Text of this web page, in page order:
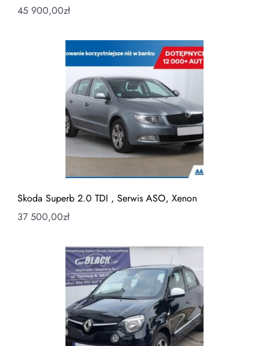
45 900,00zł
Skoda Superb 2.0 TDI , Serwis ASO, Xenon
37 500,00zł